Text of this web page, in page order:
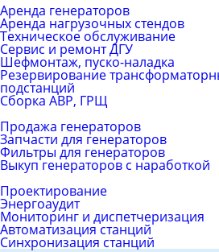
Аренда генераторов
Аренда нагрузочных стендов
Техническое обслуживание
Сервис и ремонт ДГУ
Шефмонтаж, пуско-наладка
Резервирование
подстанций
Сборка АВР, ГРЩ
Каталог товаров
Продажа генераторов
Запчасти для генераторов
Фильтры для генераторов
Выкуп генераторов с наработкой
ЕРС (контракт)
Проектирование
Энергоаудит
Мониторинг и диспетчеризация
Автоматизация станций
Синхронизация станций